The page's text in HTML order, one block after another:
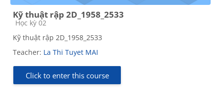
Kỹ thuật rập 2D_1958_2533
Course category
Học kỳ 02
Kỹ thuật rập 2D_1958_2533
Teacher: La Thi Tuyet MAI
Click to enter this course